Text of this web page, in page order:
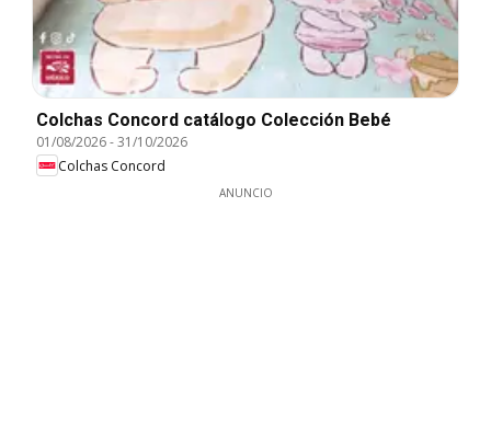
Colchas Concord catálogo Colección Bebé
01/08/2026-31/10/2026
Colchas Concord
ANUNCIO